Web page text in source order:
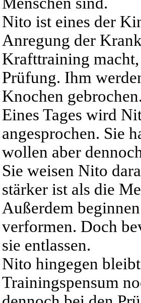
Nito ist eines der
Anregung der
Krafttraining
Prüfung. Ihm
Knochen
Eines Tages wird
angesprochen. Sie
wollen aber
Sie weisen Nito
stärker ist als die
Außerdem
verformen. Doch
sie entlassen.
Nito hingegen
Trainingspensum